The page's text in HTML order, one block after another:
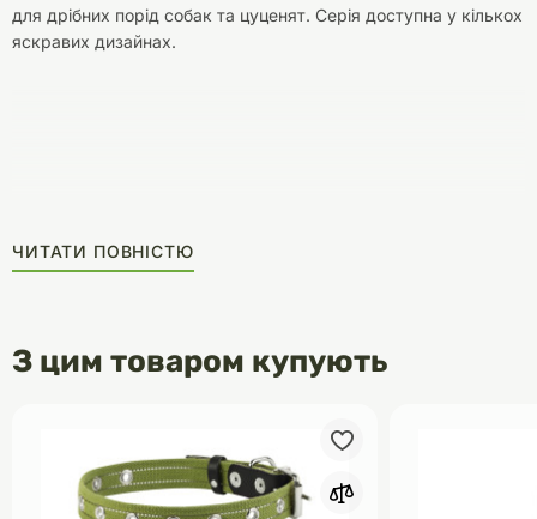
для дрібних порід собак та цуценят. Серія доступна у кількох
яскравих дизайнах.
ЧИТАТИ ПОВНІСТЮ
З цим товаром купують